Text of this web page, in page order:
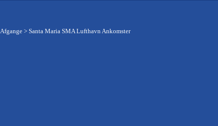
> Santa Maria SMA Lufthavn Ankomster